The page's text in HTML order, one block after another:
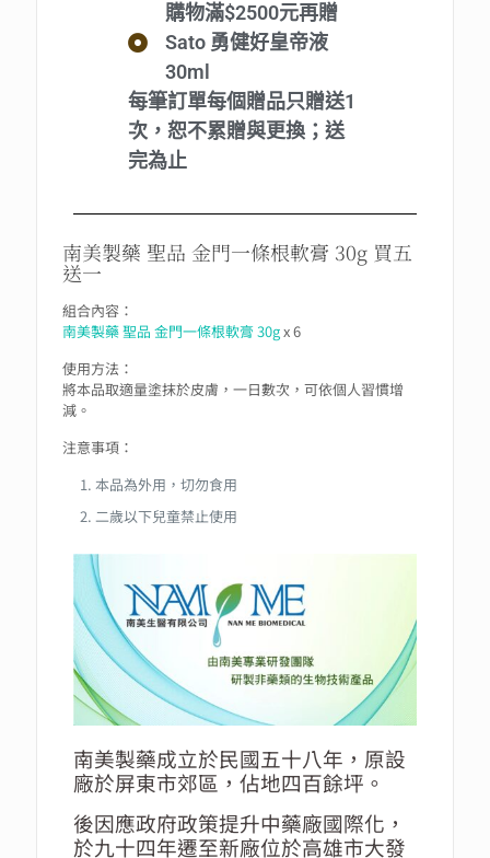
購物滿$2500元再贈
Sato 勇健好皇帝液
30ml
每筆訂單每個贈品只贈送1
次，恕不累贈與更換；送
完為止
南美製藥 聖品 金門一條根軟膏 30g 買五
送一
組合內容：
南美製藥 聖品 金門一條根軟膏 30gx 6
使用方法：
將本品取適量塗抹於皮膚，一日數次，可依個人習慣增
減。
注意事項：
本品為外用，切勿食用
二歲以下兒童禁止使用
南美製藥成立於民國五十八年，原設
廠於屏東市郊區，佔地四百餘坪。
後因應政府政策提升中藥廠國際化，
於九十四年遷至新廠位於高雄市大發